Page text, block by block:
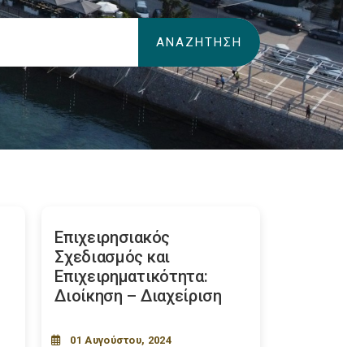
Επιχειρησιακός
Σχεδιασμός και
Επιχειρηματικότητα:
Διοίκηση – Διαχείριση
01 Αυγούστου, 2024